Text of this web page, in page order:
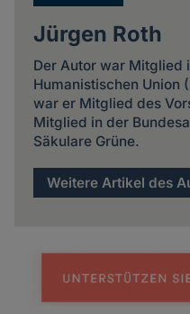
Jürgen Roth
Der Autor war Mitglied
Humanistischen Union
war er Mitglied des
Mitglied in der
Säkulare Grüne.
Weitere Artikel des